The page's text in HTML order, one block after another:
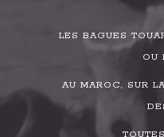
LES BAGUES
OU
AU MAROC, SUR